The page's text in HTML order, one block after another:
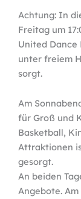
Achtung: In
Freitag um
United Dance
unter freiem
sorgt.
Am
für Groß und
Basketball,
Attraktionen
gesorgt.
An beiden
Angebote.